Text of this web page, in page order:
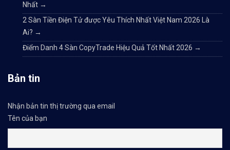
✅𝘔ở 𝘵à𝘪 𝘬𝘩𝘰ả𝘯 𝘵𝘳ê𝘯 𝘴à𝘯 𝘐𝘊𝘔𝘢𝘳𝘬𝘦𝘵𝘴 𝘯ổ𝘪 𝘵𝘪ế𝘯𝘨
✅𝘔ở 𝘵à𝘪 𝘬𝘩𝘰ả𝘯 𝘵𝘳ê𝘯 𝘴à𝘯 𝘉𝘪𝘯𝘢𝘯𝘤𝘦 𝘯ổ𝘪 𝘵𝘪ế𝘯𝘨 𝘯𝘩ấ𝘵
#icmarkets #binance #exness #taichinh #dautu
Nhất →
2 Sàn Tiền Điện Tử được Yêu Thích Nhất Việt Nam 2026 Là
Ai? →
Điểm Danh 4 Sàn CopyTrade Hiệu Quả Tốt Nhất 2026 →
Bản tin
Nhận bản tin thị trường qua email
Tên của bạn